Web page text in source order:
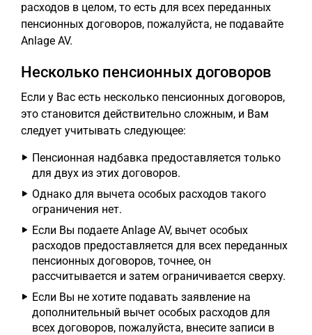
расходов в целом, то есть для всех переданных
пенсионных договоров, пожалуйста, не подавайте
Anlage AV.
Несколько пенсионных договоров
Если у Вас есть несколько пенсионных договоров,
это становится действительно сложным, и Вам
следует учитывать следующее:
Пенсионная надбавка предоставляется только
для двух из этих договоров.
Однако для вычета особых расходов такого
ограничения нет.
Если Вы подаете Anlage AV, вычет особых
расходов предоставляется для всех переданных
пенсионных договоров, точнее, он
рассчитывается и затем ограничивается сверху.
Если Вы не хотите подавать заявление на
дополнительный вычет особых расходов для
всех договоров, пожалуйста, внесите записи в